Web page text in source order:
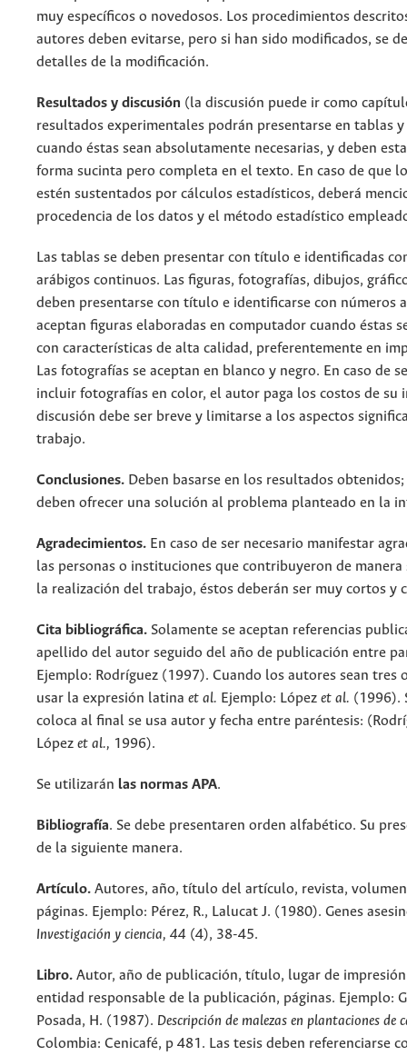
muy específicos o novedosos. Los procedimientos
autores deben evitarse, pero si han sido modificados, se
detalles de la modificación.
Resultados y discusión (la discusión puede ir como
resultados experimentales podrán presentarse en tablas
cuando éstas sean absolutamente necesarias, y deben
forma sucinta pero completa en el texto. En caso de que
estén sustentados por cálculos estadísticos, deberá
procedencia de los datos y el método estadístico
Las tablas se deben presentar con título e identificadas
arábigos continuos. Las figuras, fotografías, dibujos,
deben presentarse con título e identificarse con números
aceptan figuras elaboradas en computador cuando éstas
con características de alta calidad, preferentemente en
Las fotografías se aceptan en blanco y negro. En caso de
incluir fotografías en color, el autor paga los costos de su
discusión debe ser breve y limitarse a los aspectos
trabajo.
Conclusiones. Deben basarse en los resultados
deben ofrecer una solución al problema planteado en la
Agradecimientos. En caso de ser necesario manifestar
las personas o instituciones que contribuyeron de manera
la realización del trabajo, éstos deberán ser muy cortos y
Cita bibliográfica. Solamente se aceptan referencias
apellido del autor seguido del año de publicación entre
Ejemplo: Rodríguez (1997). Cuando los autores sean tres
usar la expresión latina et al. Ejemplo: López et al. (1996).
coloca al final se usa autor y fecha entre paréntesis:
López et al., 1996).
Se utilizarán las normas APA.
Bibliografía. Se debe presentaren orden alfabético. Su
de la siguiente manera.
Artículo. Autores, año, título del artículo, revista,
páginas. Ejemplo: Pérez, R., Lalucat J. (1980). Genes
Investigación y ciencia, 44 (4), 38-45.
Libro. Autor, año de publicación, título, lugar de
entidad responsable de la publicación, páginas. Ejemplo:
Posada, H. (1987). Descripción de malezas en plantaciones de
Colombia: Cenicafé, p 481. Las tesis deben referenciarse